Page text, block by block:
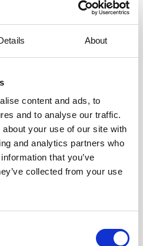
About
content and ads, to
and to analyse our traffic.
your use of our site with
and analytics partners who
that you’ve
collected from your use
minnen kvar från den här tiden.
torn.
inte längre är i drift.
författaren René Char
och valde denna fastighet för att
arbetsrum. Byggnaden rymmer